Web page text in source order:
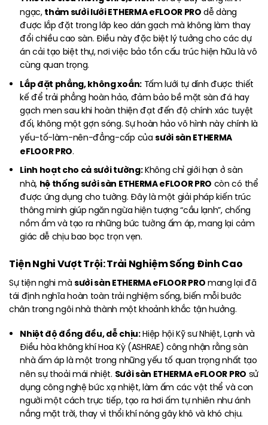
ngạc,thảm sưởi lưới ETHERMA eFLOOR PROdễ dàng
được lắp đặt trong lớp keo dán gạch mà không làm thay
đổi chiều cao sàn. Điều này đặc biệt lý tưởng cho các dự
án cải tạo biệt thự, nơi việc bảo tồn cấu trúc hiện hữu là vô
cùng quan trọng.
Lắp đặt phẳng, không xoắn:Tấm lưới tự dính được thiết
kế để trải phẳng hoàn hảo, đảm bảo bề mặt sàn đá hay
gạch men sau khi hoàn thiện đạt đến độ chính xác tuyệt
đối, không một gợn sóng. Sự hoàn hảo vô hình này chính là
yếu-tố-làm-nên-đẳng-cấp của sưởi sàn ETHERMA
eFLOOR PRO.
Linh hoạt cho cả sưởi tường:Không chỉ giới hạn ở sàn
nhà, hệ thống sưởi sàn ETHERMA eFLOOR PRO còn có thể
được ứng dụng cho tường. Đây là một giải pháp kiến trúc
thông minh giúp ngăn ngừa hiện tượng “cầu lạnh”, chống
nồm ẩm và tạo ra những bức tường ấm áp, mang lại cảm
giác dễ chịu bao bọc trọn vẹn.
Tiện Nghi Vượt Trội: Trải Nghiệm Sống Đỉnh Cao
Sự tiện nghi mà sưởi sàn ETHERMA eFLOOR PROmang lại đã
tái định nghĩa hoàn toàn trải nghiệm sống, biến mỗi bước
chân trong ngôi nhà thành một khoảnh khắc tận hưởng.
Nhiệt độ đồng đều, dễ chịu:Hiệp hội Kỹ sư Nhiệt, Lạnh và
Điều hòa không khí Hoa Kỳ (ASHRAE) công nhận rằng sàn
nhà ấm áp là một trong những yếu tố quan trọng nhất tạo
nên sự thoải mái nhiệt. Sưởi sàn ETHERMA eFLOOR PRO sử
dụng công nghệ bức xạ nhiệt, làm ấm các vật thể và con
người một cách trực tiếp, tạo ra hơi ấm tự nhiên như ánh
nắng mặt trời, thay vì thổi khí nóng gây khô và khó chịu.